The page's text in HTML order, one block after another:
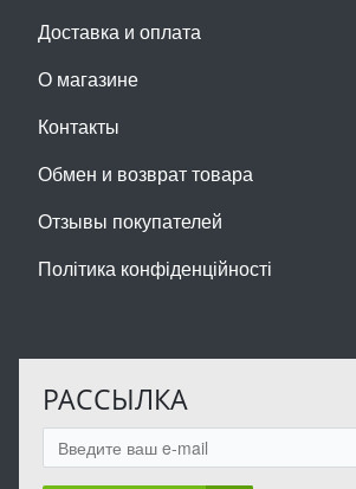
Доставка и оплата
О магазине
Контакты
Обмен и возврат товара
Отзывы покупателей
Політика конфіденційності
РАССЫЛКА